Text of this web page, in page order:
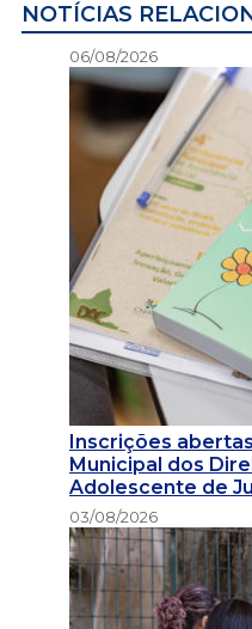
NOTÍCIAS
06/08/2026
Inscrições
Municipal dos
Adolescente de
03/08/2026